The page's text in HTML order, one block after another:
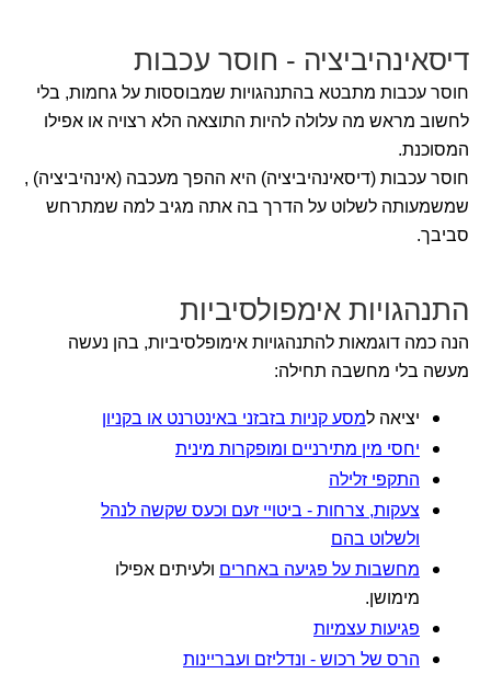
דיסאינהיביציה - חוסר עכבות
חוסר עכבות מתבטא בהתנהגויות שמבוססות על גחמות, בלי
לחשוב מראש מה עלולה להיות התוצאה הלא רצויה או אפילו
המסוכנת.
חוסר עכבות (דיסאינהיביציה) היא ההפך מעכבה (אינהיביציה) ,
שמשמעותה לשלוט על הדרך בה אתה מגיב למה שמתרחש
סביבך.
התנהגויות אימפולסיביות
הנה כמה דוגמאות להתנהגויות אימופלסיביות, בהן נעשה
מעשה בלי מחשבה תחילה:
יציאה למסע קניות בזבזני באינטרנט או בקניון
יחסי מין מתירניים ומופקרות מינית
התקפי זלילה
צעקות, צרחות - ביטויי זעם וכעס שקשה לנהל
ולשלוט בהם
מחשבות על פגיעה באחרים ולעיתים אפילו
מימושן.
פגיעות עצמיות
הרס של רכוש - ונדליזם ועבריינות